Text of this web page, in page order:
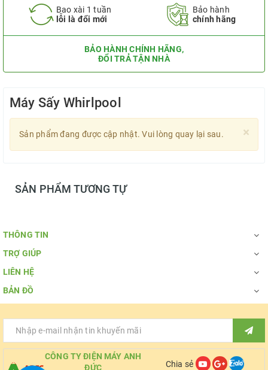
Bao xài 1 tuần
lỗi là đổi mới
Bảo hành
chính hãng
BẢO HÀNH CHÍNH HÃNG,
ĐỔI TRẢ TẬN NHÀ
Máy Sấy Whirlpool
×
Sản phẩm đang được cập nhật. Vui lòng quay lại sau.
SẢN PHẨM TƯƠNG TỰ
THÔNG TIN
TRỢ GIÚP
LIÊN HỆ
BẢN ĐỒ
CÔNG TY ĐIỆN MÁY ANH
ĐỨC
Chia sẻ